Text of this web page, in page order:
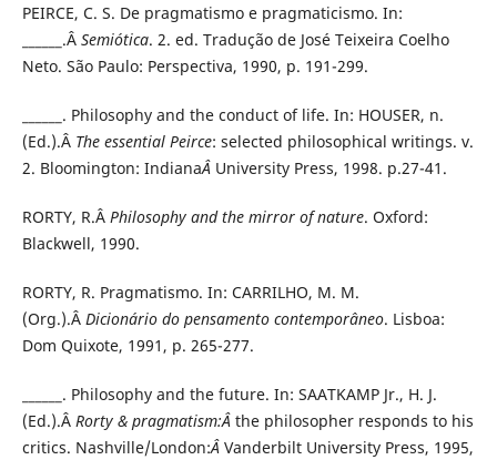
PEIRCE, C. S. De pragmatismo e pragmaticismo. In:
______.Â Semiótica. 2. ed. Tradução de José Teixeira Coelho
Neto. São Paulo: Perspectiva, 1990, p. 191-299.
______. Philosophy and the conduct of life. In: HOUSER, n.
(Ed.).Â The essential Peirce: selected philosophical writings. v.
2. Bloomington: IndianaÂ University Press, 1998. p.27-41.
RORTY, R.Â Philosophy and the mirror of nature. Oxford:
Blackwell, 1990.
RORTY, R. Pragmatismo. In: CARRILHO, M. M.
(Org.).Â Dicionário do pensamento contemporâneo. Lisboa:
Dom Quixote, 1991, p. 265-277.
______. Philosophy and the future. In: SAATKAMP Jr., H. J.
(Ed.).Â Rorty & pragmatism:Â the philosopher responds to his
critics. Nashville/London:Â Vanderbilt University Press, 1995,